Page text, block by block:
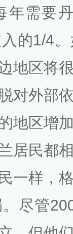
年需要
的1/4
地区将
对外部
地区增
居民都
一样，
尽管